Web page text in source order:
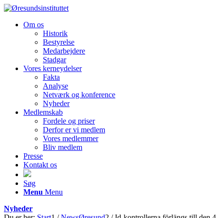
Om os
Historik
Bestyrelse
Medarbejdere
Stadgar
Vores kerneydelser
Fakta
Analyse
Netværk og konference
Nyheder
Medlemskab
Fordele og priser
Derfor er vi medlem
Vores medlemmer
Bliv medlem
Presse
Kontakt os
Søg
Menu Menu
Nyheder